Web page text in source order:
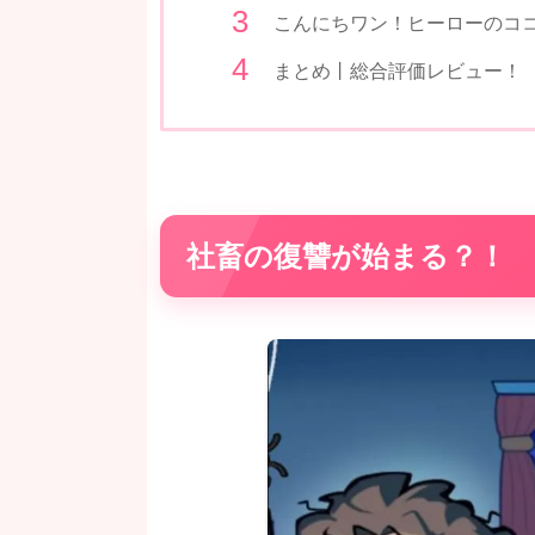
こんにちワン！ヒーローのコ
まとめ丨総合評価レビュー！
社畜の復讐が始まる？！